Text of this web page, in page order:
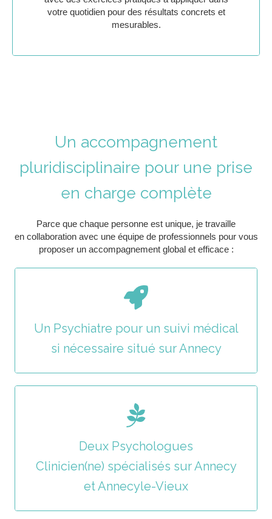
votre quotidien pour des résultats concrets et
mesurables.
Un accompagnement
pluridisciplinaire pour une prise
en charge complète
Parce que chaque personne est unique, je travaille
en collaboration avec une équipe de professionnels pour vous
proposer un accompagnement global et efficace :
Un Psychiatre pour un suivi médical
si nécessaire situé sur Annecy
Deux Psychologues
Clinicien(ne) spécialisés sur Annecy
et Annecyle-Vieux